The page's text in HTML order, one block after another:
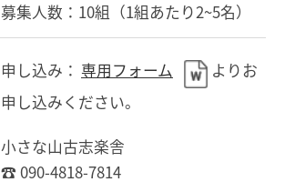
募集人数：10組（1組あたり2~5名）
申し込み： 専用フォーム
よりお
申し込みください。
小さな山古志楽舎
☎ 090-4818-7814